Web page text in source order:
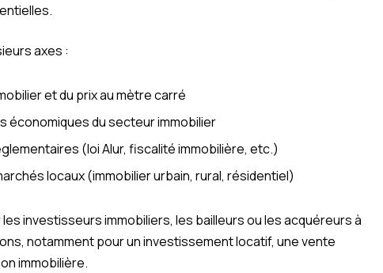
axes :
et du prix au mètre carré
économiques du secteur immobilier
(loi Alur, fiscalité immobilière, etc.)
locaux (immobilier urbain, rural, résidentiel)
investisseurs immobiliers, les bailleurs ou les acquéreurs à
notamment pour un investissement locatif, une vente
immobilière.